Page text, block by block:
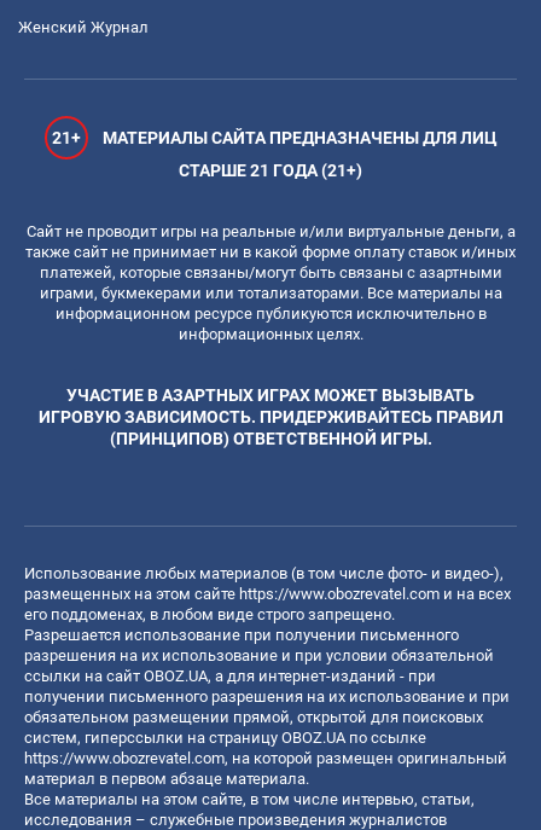
Женский Журнал
21+
МАТЕРИАЛЫ САЙТА ПРЕДНАЗНАЧЕНЫ ДЛЯ ЛИЦ
СТАРШЕ 21 ГОДА (21+)
Сайт не проводит игры на реальные и/или виртуальные деньги, а
также сайт не принимает ни в какой форме оплату ставок и/иных
платежей, которые связаны/могут быть связаны с азартными
играми, букмекерами или тотализаторами. Все материалы на
информационном ресурсе публикуются исключительно в
информационных целях.
УЧАСТИЕ В АЗАРТНЫХ ИГРАХ МОЖЕТ ВЫЗЫВАТЬ
ИГРОВУЮ ЗАВИСИМОСТЬ. ПРИДЕРЖИВАЙТЕСЬ ПРАВИЛ
(ПРИНЦИПОВ) ОТВЕТСТВЕННОЙ ИГРЫ.
Использование любых материалов (в том числе фото- и видео-),
размещенных на этом сайте https://www.obozrevatel.com и на всех
его поддоменах, в любом виде строго запрещено.
Разрешается использование при получении письменного
разрешения на их использование и при условии обязательной
ссылки на сайт OBOZ.UA, а для интернет-изданий - при
получении письменного разрешения на их использование и при
обязательном размещении прямой, открытой для поисковых
систем, гиперссылки на страницу OBOZ.UA по ссылке
https://www.obozrevatel.com, на которой размещен оригинальный
материал в первом абзаце материала.
Все материалы на этом сайте, в том числе интервью, статьи,
исследования – служебные произведения журналистов